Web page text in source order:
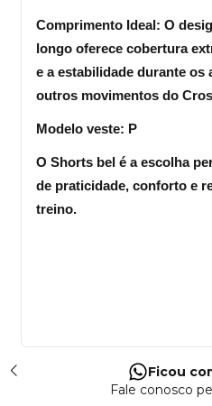
Comprimento Ideal: O
longo oferece cobertura
e a estabilidade durante os
outros movimentos do
Modelo veste: P
O Shorts bel é a escolha
de praticidade, conforto e
treino.
Ficou
Fale conosco